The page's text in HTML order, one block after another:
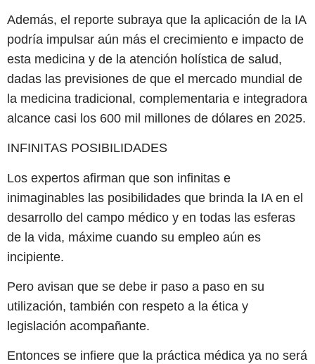
Además, el reporte subraya que la aplicación de la IA
podría impulsar aún más el crecimiento e impacto de
esta medicina y de la atención holística de salud,
dadas las previsiones de que el mercado mundial de
la medicina tradicional, complementaria e integradora
alcance casi los 600 mil millones de dólares en 2025.
INFINITAS POSIBILIDADES
Los expertos afirman que son infinitas e
inimaginables las posibilidades que brinda la IA en el
desarrollo del campo médico y en todas las esferas
de la vida, máxime cuando su empleo aún es
incipiente.
Pero avisan que se debe ir paso a paso en su
utilización, también con respeto a la ética y
legislación acompañante.
Entonces se infiere que la práctica médica ya no será